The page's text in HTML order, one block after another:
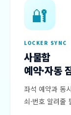
🔐
LOCKER SYNC
사물함
예약·자동
좌석 예약과 동
쇠·번호 알려줄